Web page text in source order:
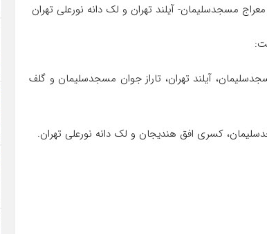
مسجدسلیمان- آیلند تهران و لک دانه نورعلی تهران
آیلند تهران، تاراز جوان مسجدسلیمان و گلف
کسری افق هندیجان و لک دانه نورعلی تهران.